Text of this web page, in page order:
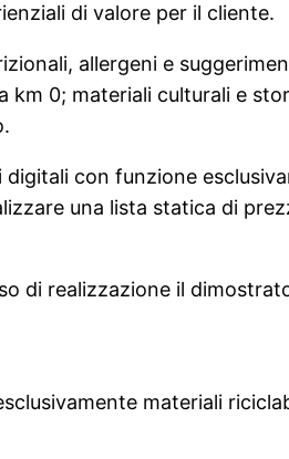
di valore per il cliente.
allergeni e
0; materiali culturali e
con funzione
una lista statica di
di realizzazione il
materiali